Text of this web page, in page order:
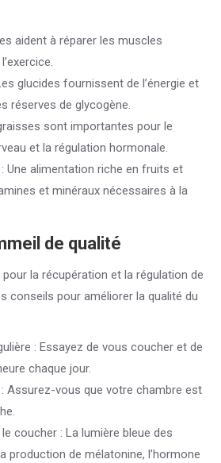
aident à réparer les muscles
glucides fournissent de l’énergie et
réserves de glycogène.
sont importantes pour le
et la régulation hormonale.
Une alimentation riche en fruits et
et minéraux nécessaires à la
de qualité
la récupération et la régulation de
conseils pour améliorer la qualité du
: Essayez de vous coucher et de
chaque jour.
Assurez-vous que votre chambre est
coucher : La lumière bleue des
production de mélatonine, l’hormone